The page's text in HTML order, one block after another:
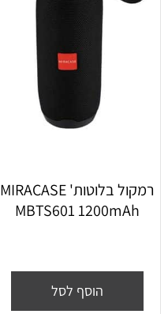
רמקול בלוטות' MIRACASE
MBTS601 1200mAh
הוסף לסל